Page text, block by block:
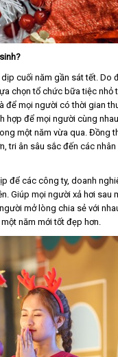
cuối năm gần sát tết. Do
chọn tổ chức bữa tiệc nhỏ
để mọi người có thời gian
hợp để mọi người cùng
một năm vừa qua. Đồng
tri ân sâu sắc đến các nhân
để các công ty, doanh
Giúp mọi người xả hơi sau
mở lòng chia sẻ với
năm mới tốt đẹp hơn.